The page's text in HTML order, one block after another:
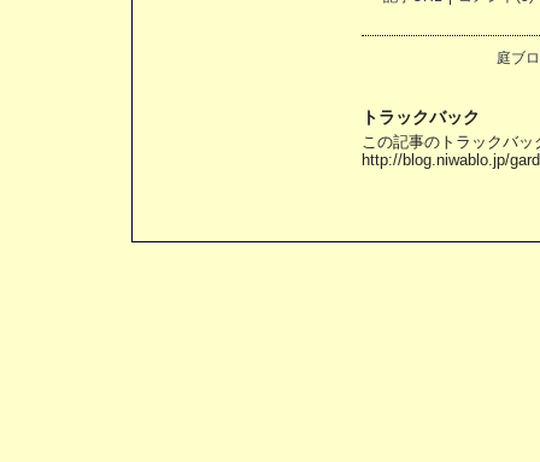
庭ブ
トラックバック
この記事のトラックバッ
http://blog.niwablo.jp/